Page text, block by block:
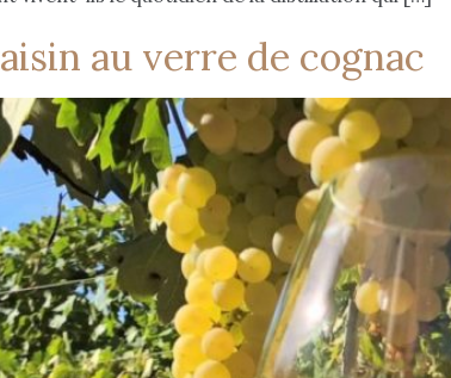
au verre de cognac